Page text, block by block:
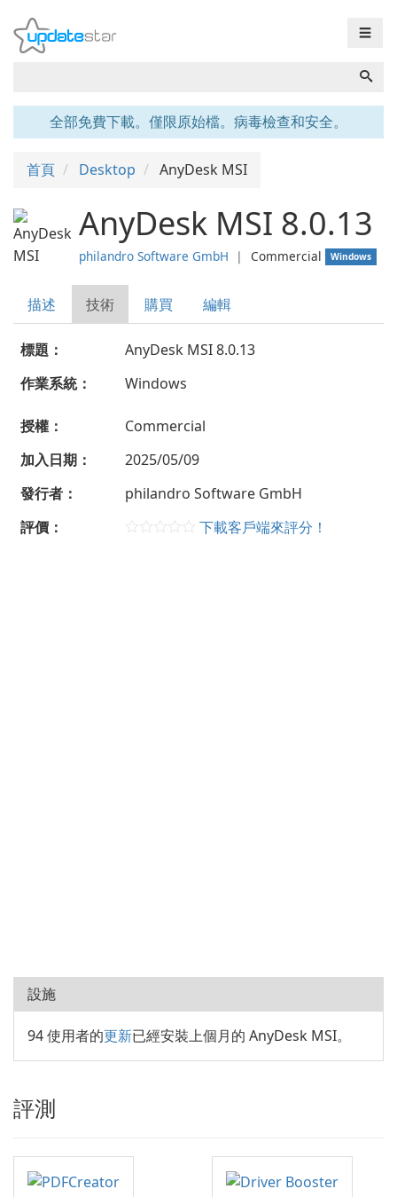
☰
全部免費下載。僅限原始檔。病毒檢查和安全。
首頁 Desktop AnyDesk MSI
AnyDesk MSI 8.0.13
philandro Software GmbH ❘ Commercial Windows
描述 技術 購買 編輯
標題：
AnyDesk MSI 8.0.13
作業系統：
Windows
授權：
Commercial
加入日期：
2025/05/09
發行者：
philandro Software GmbH
評價：
下載客戶端來評分！
設施
94 使用者的更新已經安裝上個月的 AnyDesk MSI。
評測